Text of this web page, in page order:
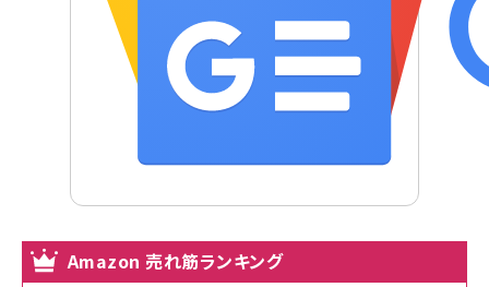
Amazon 売れ筋ランキング